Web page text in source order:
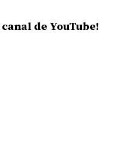
de YouTube!